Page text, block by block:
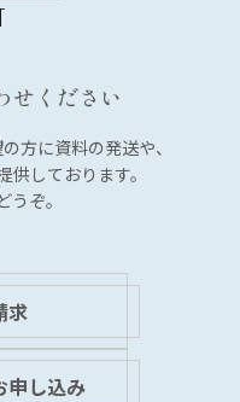
せください
方に資料の発送や、
供しております。
ぞ。
求
申し込み